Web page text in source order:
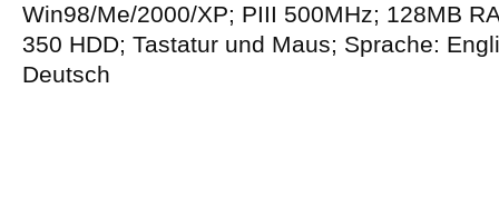
Win98/Me/2000/XP; PIII 500MHz; 128MB
350 HDD; Tastatur und Maus; Sprache:
Deutsch